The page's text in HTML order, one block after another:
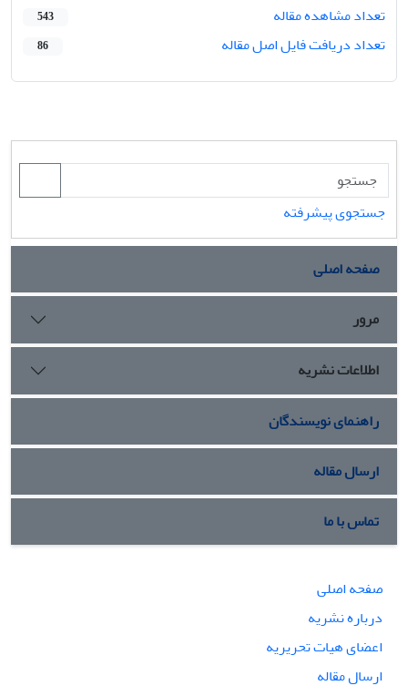
تعداد مشاهده مقاله
543
تعداد دریافت فایل اصل مقاله 86
جستجوی پیشرفته
صفحه اصلی
مرور
اطلاعات نشریه
راهنمای نویسندگان
ارسال مقاله
تماس با ما
صفحه اصلی
درباره نشریه
اعضای هیات تحریریه
ارسال مقاله